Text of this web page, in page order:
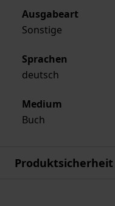
Ausgabeart
Sonstige
Sprachen
deutsch
Medium
Buch
Produktsicherheit